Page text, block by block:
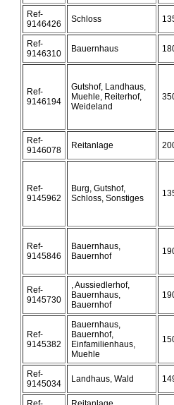
Ref-
9146426
Schloss
Ref-
9146310
Bauernhaus
Ref-
9146194
Gutshof, Landhaus,
Muehle, Reiterhof,
Weideland
Ref-
9146078
Reitanlage
Ref-
9145962
Burg, Gutshof,
Schloss, Sonstiges
Ref-
9145846
Bauernhaus,
Bauernhof
Ref-
9145730
, Aussiedlerhof,
Bauernhaus,
Bauernhof
Ref-
9145382
Bauernhaus,
Bauernhof,
Einfamilienhaus,
Muehle
Ref-
9145034
Landhaus, Wald